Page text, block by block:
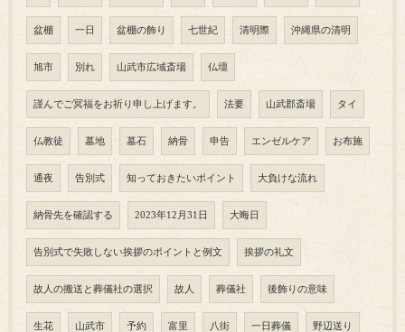
盆棚 一日 盆棚の飾り 七世紀 清明際 沖縄県の清明
旭市 別れ 山武市広域斎場 仏壇
謹んでご冥福をお祈り申し上げます。 法要 山武郡斎場 タイ
仏教徒 墓地 墓石 納骨 申告 エンゼルケア お布施
通夜 告別式 知っておきたいポイント 大負けな流れ
納骨先を確認する 2023年12月31日 大晦日
告別式で失敗しない挨拶のポイントと例文 挨拶の礼文
故人の搬送と葬儀社の選択 故人 葬儀社 後飾りの意味
生花 山武市 予約 富里 八街 一日葬儀 野辺送り